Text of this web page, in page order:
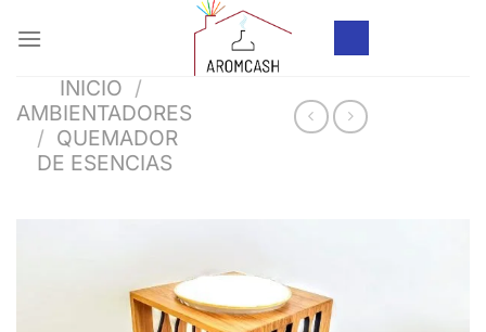
INICIO /
AMBIENTADORES
/ QUEMADOR
DE ESENCIAS